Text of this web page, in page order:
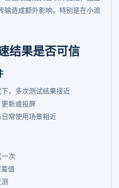
输造成额外影响，特别是在小流
结果是否可信
，多次测试结果接近
新或投屏
常使用场景相近
次
值